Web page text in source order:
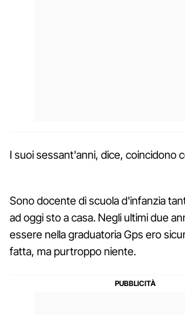
I suoi sessant'anni, dice, coincidono
Sono docente di scuola d'infanzia
ad oggi sto a casa. Negli ultimi due
essere nella graduatoria Gps ero
fatta, ma purtroppo niente.